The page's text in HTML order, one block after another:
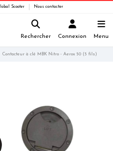
Scooter Nous contacter
Rechercher Connexion Menu
Contacteur à clé MBK Nitro - Aerox 50 (5 fils)